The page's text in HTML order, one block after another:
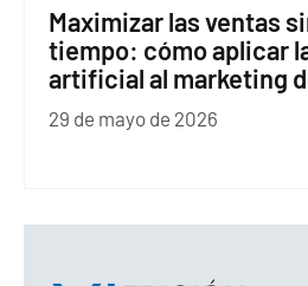
Maximizar las ventas
tiempo: cómo aplicar
artificial al marketing
29 de mayo de 2026